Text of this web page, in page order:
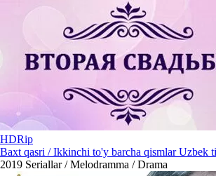
HDRip
Baxt qasri / Ikkinchi to'y barcha qismlar Uzbek
2019 Seriallar / Melodramma / Drama